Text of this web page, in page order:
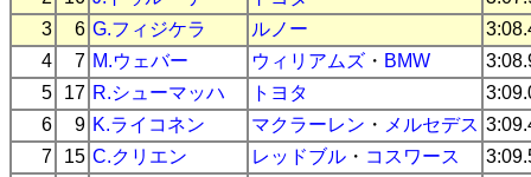
3
6 G.フィジケラ ルノー
4
7 M.ウェバー ウィリアムズ ・ BMW
5
17 R.シューマッハ トヨタ
6
9 K.ライコネン マクラーレン ・ メルセデス
7
15 C.クリエン レッドブル ・ コスワース